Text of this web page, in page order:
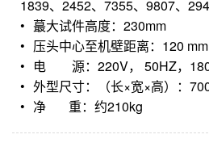
1839、2452、7355、9807、
蕞大试件高度：230mm
压头中心至机壁距离：120 mm
电 源：220V， 50HZ，
外型尺寸：（长×宽×高）：
净 重：约210kg